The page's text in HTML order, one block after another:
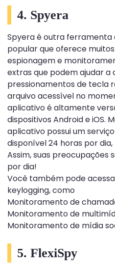
4. Spyera
Spyera é outra ferramenta
popular que oferece
espionagem e
extras que podem ajudar a
pressionamentos de tecla
arquivo acessível no
aplicativo é altamente
dispositivos Android e iOS.
aplicativo possui um
disponível 24 horas por
Assim, suas preocupações
por dia!
Você também pode
keylogging, como
Monitoramento de
Monitoramento de
Monitoramento de mídia
5. FlexiSpy